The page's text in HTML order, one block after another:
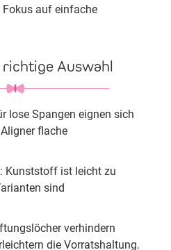
auf einfache
Auswahl
lose Spangen eignen sich
flache
: Kunststoff ist leicht zu
sind
verhindern
die Vorratshaltung.